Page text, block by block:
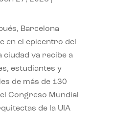
Barcelona
en el epicentro del
ciudad va recibe a
estudiantes y
de más de 130
Congreso Mundial
de la UIA